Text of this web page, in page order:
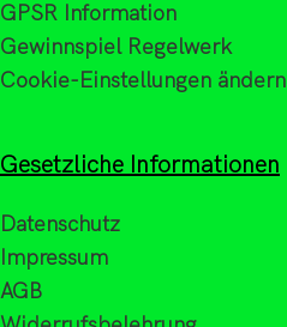
GPSR Information
Gewinnspiel Regelwerk
Cookie-Einstellungen ändern
Gesetzliche Informationen
Datenschutz
Impressum
AGB